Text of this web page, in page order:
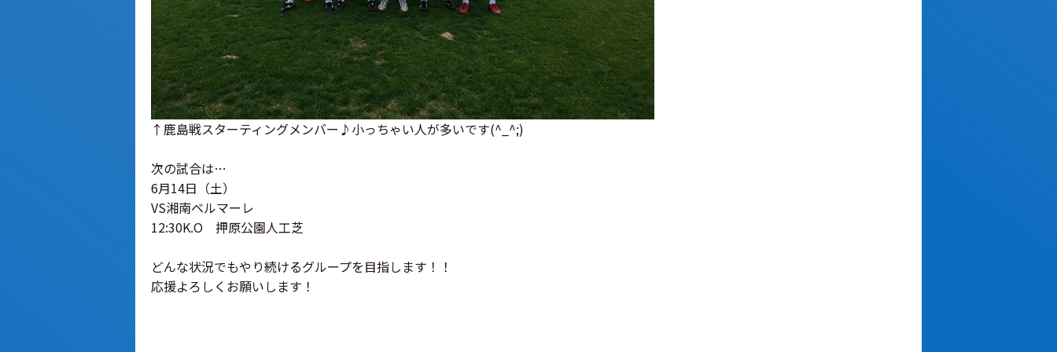
↑鹿島戦スターティングメンバー♪小っちゃい人が多いです(^_^;)
次の試合は…
6月14日（土）
VS湘南ベルマーレ
12:30K.O 押原公園人工芝
どんな状況でもやり続けるグループを目指します！！
応援よろしくお願いします！